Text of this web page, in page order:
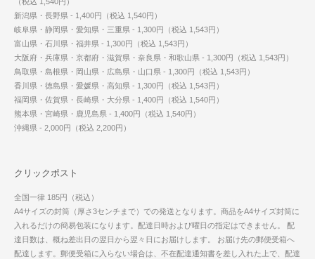
（税込 1,540円）
新潟県・長野県 - 1,400円（税込 1,540円）
岐阜県・静岡県・愛知県・三重県 - 1,300円（税込 1,543円）
富山県・石川県・福井県 - 1,300円（税込 1,543円）
大阪府・兵庫県・京都府・滋賀県・奈良県・和歌山県 - 1,300円（税込 1,543円）
鳥取県・島根県・岡山県・広島県・山口県 - 1,300円（税込 1,543円）
香川県・徳島県・愛媛県・高知県 - 1,300円（税込 1,543円）
福岡県・佐賀県・長崎県・大分県 - 1,400円（税込 1,540円）
熊本県・宮崎県・鹿児島県 - 1,400円（税込 1,540円）
沖縄県 - 2,000円（税込 2,200円）
クリックポスト
全国一律 185円（税込）
A4サイズの封筒（厚さ3センチまで）での発送となります。商品をA4サイズ封筒に
入れるだけの簡易包装になります。配達日時および曜日の指定はできません。 配
達日数は、概ね差出日の翌日から翌々日にお届けします。 お届け先の郵便受箱へ
配達します。郵便受箱に入らない場合は、不在配達通知書を差し入れた上で、配達